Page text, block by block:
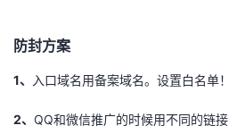
防封方案
1、 入口域名用备案域名。设置白名单！
2、 QQ和微信推广的时候用不同的链接